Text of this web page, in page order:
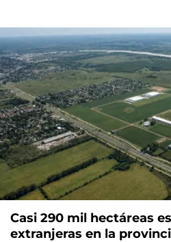
Casi 290 mil hectáreas
extranjeras en la